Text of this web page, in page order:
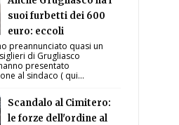
suoi furbetti dei 600
euro: eccoli
preannunciato quasi un
di Grugliasco
presentato
al sindaco ( qui...
Scandalo al Cimitero:
le forze dell'ordine al